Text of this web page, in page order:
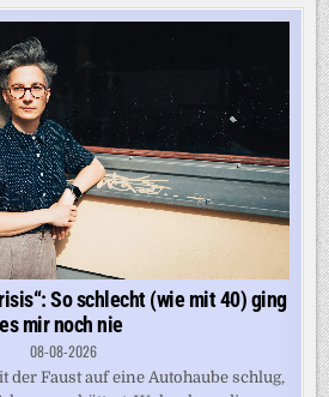
So schlecht (wie mit 40) ging
es mir noch nie
08-08-2026
Faust auf eine Autohaube schlug,